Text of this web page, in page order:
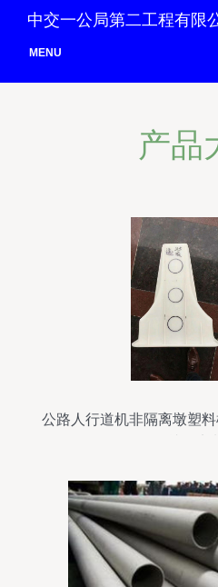
中交一公局第二工程有限
MENU
产品
公路人行道机非隔离墩塑